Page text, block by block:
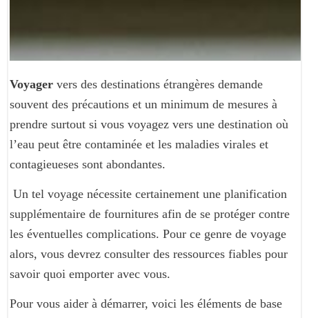
Voyager vers des destinations étrangères demande
souvent des précautions et un minimum de mesures à
prendre surtout si vous voyagez vers une destination où
l’eau peut être contaminée et les maladies virales et
contagieueses sont abondantes.
Un tel voyage nécessite certainement une planification
supplémentaire de fournitures afin de se protéger contre
les éventuelles complications. Pour ce genre de voyage
alors, vous devrez consulter des ressources fiables pour
savoir quoi emporter avec vous.
Pour vous aider à démarrer, voici les éléments de base